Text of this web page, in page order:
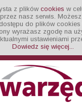
z plików cookies w
nasz serwis.
do plików cookies
wyrażasz zgodę na
ustawieniami
Dowiedz się więcej...